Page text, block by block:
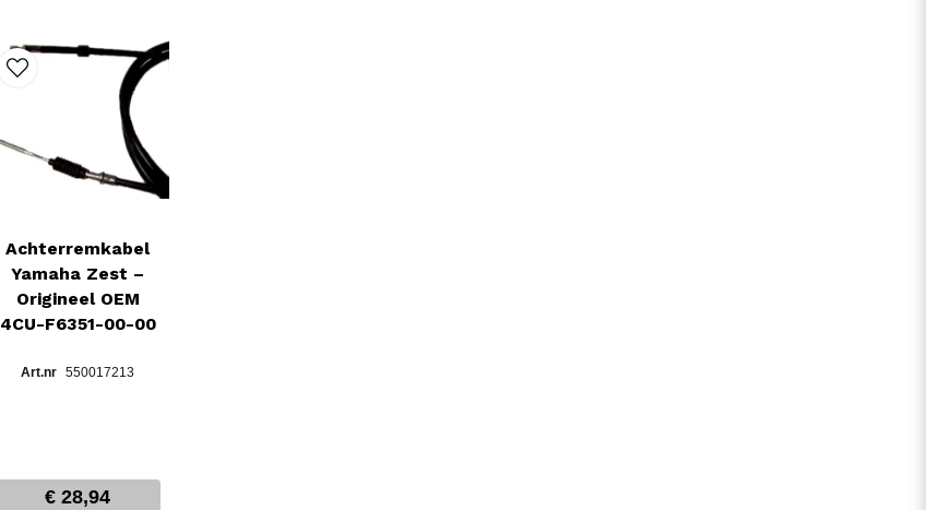
Achterremkabel
Yamaha Zest –
Origineel OEM
4CU-F6351-00-00
550017213
€ 28,94